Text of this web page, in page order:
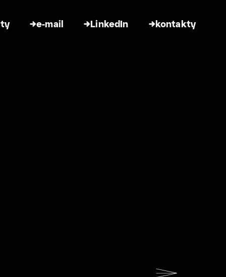
→e-mail →LinkedIn →kontakty